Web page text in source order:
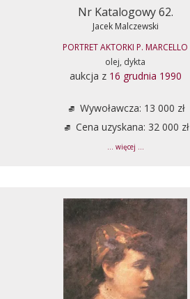
Nr Katalogowy 62.
Jacek Malczewski
PORTRET AKTORKI P. MARCELLO
olej, dykta
aukcja z 16 grudnia 1990
Wywoławcza: 13 000 zł
Cena uzyskana: 32 000 zł
... więcej ...